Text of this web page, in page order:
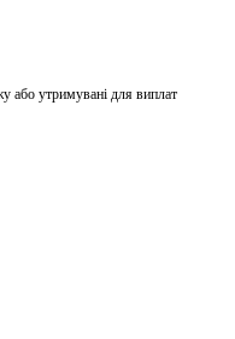
або утримувані для виплат